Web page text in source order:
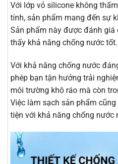
Với lớp vỏ silicone không
tính, sản phẩm mang đến sự
Sản phẩm này được đánh giá
thấy khả năng chống nước tốt.
Với khả năng chống nước
phép bạn tận hưởng trải
môi trường khô ráo mà còn
Việc làm sạch sản phẩm
tiện với khả năng chống nước